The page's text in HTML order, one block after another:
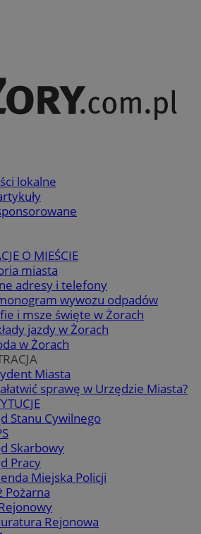
lokalne
O MIEŚCIE
miasta
adresy i telefony
wywozu odpadów
i msze święte w Żorach
jazdy w Żorach
w Żorach
Miasta
sprawę w Urzędzie Miasta?
Stanu Cywilnego
Skarbowy
Pracy
Miejska Policji
Pożarna
Rejonowa